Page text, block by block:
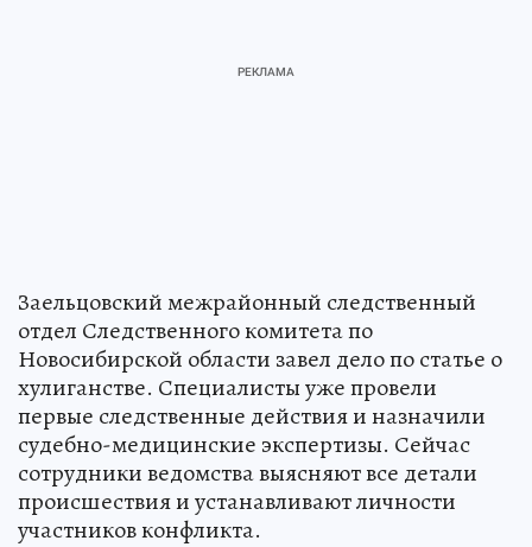
Заельцовский межрайонный следственный
отдел Следственного комитета по
Новосибирской области завел дело по статье о
хулиганстве. Специалисты уже провели
первые следственные действия и назначили
судебно-медицинские экспертизы. Сейчас
сотрудники ведомства выясняют все детали
происшествия и устанавливают личности
участников конфликта.